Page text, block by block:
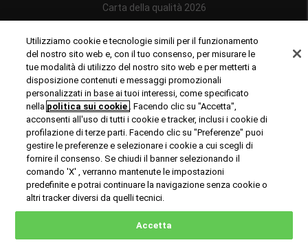
Carta della qualità 2026
Riconoscimenti
© Copyright 2024 Rome Business School
Privacy Policy
Utilizziamo cookie e tecnologie simili per il funzionamento
del nostro sito web e, con il tuo consenso, per misurare le
tue modalità di utilizzo del nostro sito web e per metterti a
disposizione contenuti e messaggi promozionali
personalizzati in base ai tuoi interessi, come specificato
nella politica sui cookie . Facendo clic su "Accetta",
acconsenti all'uso di tutti i cookie e tracker, inclusi i cookie di
profilazione di terze parti. Facendo clic su "Preferenze" puoi
gestire le preferenze e selezionare i cookie a cui scegli di
fornire il consenso. Se chiudi il banner selezionando il
comando 'X' , verranno mantenute le impostazioni
predefinite e potrai continuare la navigazione senza cookie o
altri tracker diversi da quelli tecnici.
Accetta